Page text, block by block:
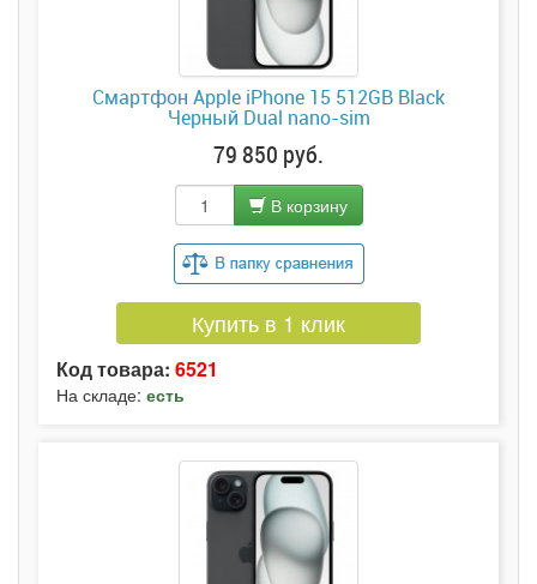
Смартфон Apple iPhone 15 512GB Black
Черный Dual nano-sim
79 850 руб.
В корзину
Купить в 1 клик
Код товара: 6521
На складе: есть